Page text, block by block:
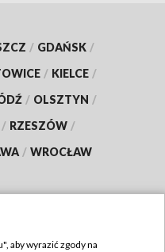
/ GDAŃSK /
/ KIELCE /
/ OLSZTYN /
/ RZESZÓW /
/ WROCŁAW
aby wyrazić zgody na